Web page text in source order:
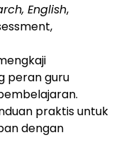
English,
peran guru
praktis untuk
dengan